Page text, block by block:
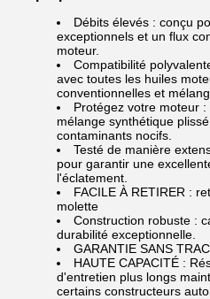
Débits élevés : conçu
exceptionnels et un flux
moteur.
Compatibilité
avec toutes les huiles
conventionnelles et
Protégez votre moteur
mélange synthétique
contaminants nocifs.
Testé de manière
pour garantir une
l'éclatement.
FACILE À RETIRER :
molette
Construction robuste :
durabilité exceptionnelle.
GARANTIE SANS
HAUTE CAPACITÉ :
d'entretien plus longs
certains constructeurs